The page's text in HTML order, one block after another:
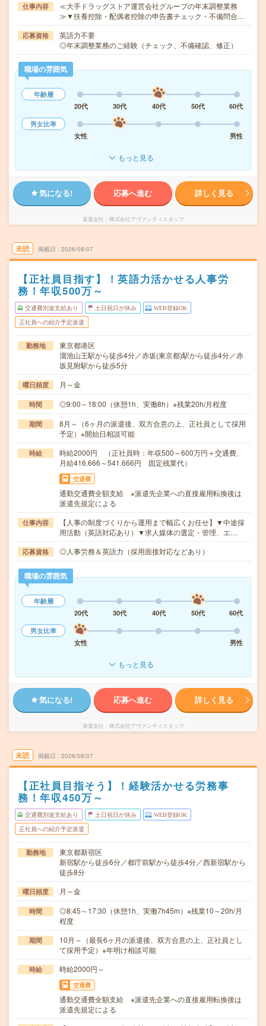
仕事内容
≪大手ドラッグストア運営会社グループの年末調整業務
≫▼扶養控除・配偶者控除の申告書チェック・不備問合…
応募資格
英語力不要
◎年末調整業務のご経験（チェック、不備確認、修正）
職場の雰囲気
年齢層
20代
30代 40代 50代
60代
男女比率
女性
男性
もっと見る
気になる! 応募へ進む 詳しく見る
派遣会社 株式会社アヴァンティスタッフ
未読 掲載日 2026/08/07
【正社員目指す】！英語力活かせる人事労
務！年収500万～
交通費別途支給あり 土日祝日が休み WEB登録OK
正社員への紹介予定派遣
勤務地
東京都港区
溜池山王駅から徒歩4分／赤坂(東京都)駅から徒歩4分／赤
坂見附駅から徒歩5分
曜日頻度 月～金
時間 ◎9:00～18:00（休憩1h、実働8h）※残業20h/月程度
期間
8月～（6ヶ月の派遣後、双方合意の上、正社員として採用
予定）※開始日相談可能
時給
時給2000円 （正社員時：年収500～600万円＋交通費、
月給416.666～541.666円 固定残業代）
交通費
通勤交通費全額支給 ※派遣先企業への直接雇用転換後は
派遣先規定による
仕事内容
【人事の制度づくりから運用まで幅広くお任せ】▼中途採
用活動（英語対応あり）▼求人媒体の選定・管理、エ…
応募資格 ◎人事労務＆英語力（採用面接対応などあり）
職場の雰囲気
年齢層
20代
30代 40代 50代
60代
男女比率
女性
男性
もっと見る
気になる! 応募へ進む 詳しく見る
派遣会社 株式会社アヴァンティスタッフ
未読 掲載日 2026/08/07
【正社員目指そう】！経験活かせる労務事
務！年収450万～
交通費別途支給あり 土日祝日が休み WEB登録OK
正社員への紹介予定派遣
勤務地
東京都新宿区
新宿駅から徒歩6分／都庁前駅から徒歩4分／西新宿駅から
徒歩8分
曜日頻度 月～金
時間
◎8:45～17:30（休憩1h、実働7h45m）※残業10～20h/月
程度
期間
10月～（最長6ヶ月の派遣後、双方合意の上、正社員とし
て採用予定）※年明け相談可能
時給 時給2000円～
交通費
通勤交通費全額支給 ※派遣先企業への直接雇用転換後は
派遣先規定による